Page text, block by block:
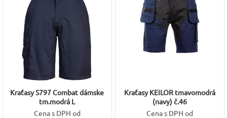
Kraťasy S797 Combat dámske
tm.modrá L
Cena s DPH od
Kraťasy KEILOR tmavomodrá
(navy) č.46
Cena s DPH od